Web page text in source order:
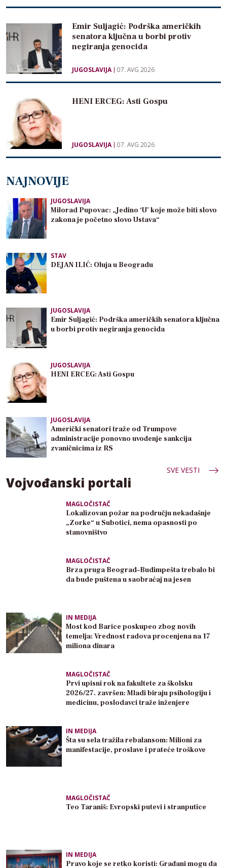
Emir Suljagić: Podrška američkih
senatora ključna u borbi protiv
negiranja genocida
JUGOSLAVIJA 07. AVG 2026
HENI ERCEG: Asti Gospu
JUGOSLAVIJA 07. AVG 2026
NAJNOVIJE
JUGOSLAVIJA
Milorad Pupovac: „Jedino ‘U’ koje može biti slovo
zakona je početno slovo Ustava“
STAV
DEJAN ILIĆ: Oluja u Beogradu
JUGOSLAVIJA
Emir Suljagić: Podrška američkih senatora ključna
u borbi protiv negiranja genocida
JUGOSLAVIJA
HENI ERCEG: Asti Gospu
JUGOSLAVIJA
Američki senatori traže od Trumpove
administracije ponovno uvođenje sankcija
zvaničnicima iz RS
SVE VESTI
Vojvođanski portali
MAGLOČISTAČ
Lokalizovan požar na području nekadašnje
„Zorke“ u Subotici, nema opasnosti po
stanovništvo
MAGLOČISTAČ
Brza pruga Beograd–Budimpešta trebalo bi
da bude puštena u saobraćaj na jesen
IN MEDIJA
Most kod Barice poskupeo zbog novih
temelja: Vrednost radova procenjena na 17
miliona dinara
MAGLOČISTAČ
Prvi upisni rok na fakultete za školsku
2026/27. završen: Mladi biraju psihologiju i
medicinu, poslodavci traže inženjere
IN MEDIJA
Šta su sela tražila rebalansom: Milioni za
manifestacije, proslave i prateće troškove
MAGLOČISTAČ
Teo Taraniš: Evropski putevi i stranputice
IN MEDIJA
Pravo koje se retko koristi: Građani mogu da